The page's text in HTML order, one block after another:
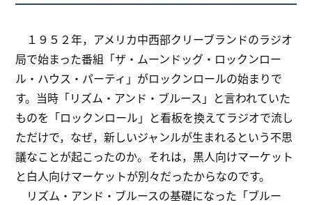
１９５２年，アメリカ中西部クリーブランドのラジオ
局で始まった番組「ザ・ムーンドッグ・ロックンロー
ル・ハウス・パーティ」がロックンロールの始まりで
す。当時「リズム・アンド・ブルース」と言われていた
ものを「ロックンロール」と看板を換えてラジオで流し
ただけで，なぜ，新しいジャンルが生まれるという不思
議なことが起こったのか。それは，黒人向けマーケット
と白人向けマーケットが別々だったからなのです。
リズム・アンド・ブルースの基礎になった「ブルー